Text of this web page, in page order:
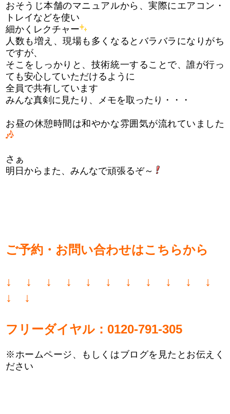
おそうじ本舗のマニュアルから、実際にエアコン・
トレイなどを使い
細かくレクチャー
人数も増え、現場も多くなるとバラバラになりがち
ですが、
そこをしっかりと、技術統一することで、誰が行っ
ても安心していただけるように
全員で共有しています
みんな真剣に見たり、メモを取ったり・・・
お昼の休憩時間は和やかな雰囲気が流れていました
さぁ
明日からまた、みんなで頑張るぞ～
ご予約・お問い合わせはこちらから
↓ ↓ ↓ ↓ ↓ ↓ ↓ ↓ ↓ ↓ ↓
↓ ↓
フリーダイヤル：0120-791-305
※ホームページ、もしくはブログを見たとお伝えく
ださい